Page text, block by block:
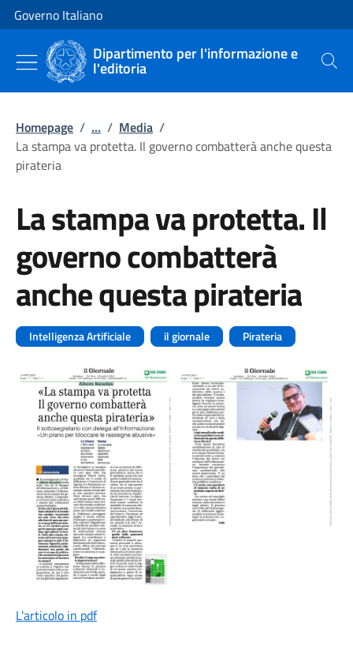
Vai al contenuto
Vai alla navigazione del sito
Governo Italiano
Dipartimento per l'informazione e
l'editoria Cerca
Homepage / ... / Media /
La stampa va protetta. Il governo combatterà anche questa
pirateria
La stampa va protetta. Il
governo combatterà
anche questa pirateria
Intelligenza Artificiale il giornale Pirateria
L'articolo in pdf